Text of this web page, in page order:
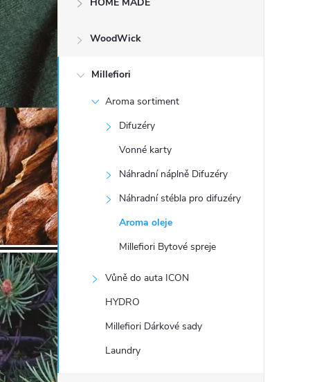
r
a
n
n
í
p
a
n
e
l
WoodWick
Millefiori
Aroma sortiment
Difuzéry
Vonné karty
Náhradní náplně Difuzéry
Náhradní stébla pro difuzéry
Aroma oleje
Millefiori Bytové spreje
Vůně do auta ICON
HYDRO
Millefiori Dárkové sady
Laundry